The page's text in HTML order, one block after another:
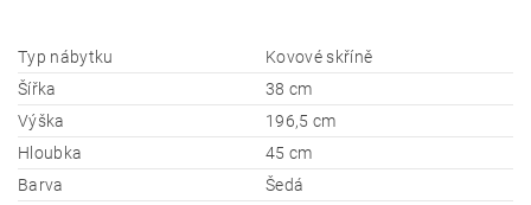
Typ nábytku
Kovové skříně
Šířka
38 cm
Výška
196,5 cm
Hloubka
45 cm
Barva
Šedá